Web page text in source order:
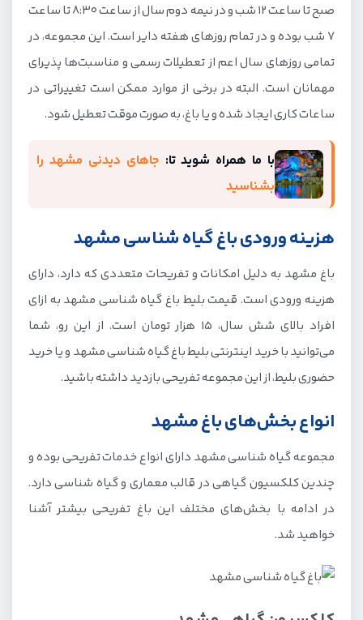
صبح تا ساعت 12 شب و در نیمه دوم سال از ساعت 8:30 تا ساعت
7 شب بوده و در تمام روزهای هفته دایر است. این مجموعه، در
تمامی روزهای سال اعم از تعطیلات رسمی و مناسبت‌ها پذیرای
مهمانان است. البته در برخی از موارد ممکن است تغییراتی در
ساعات کاری ایجاد شده و یا باغ، به صورت موقت تعطیل شود.
با ما همراه شوید تا: جاهای دیدنی مشهد را
بشناسید
هزینه ورودی باغ گیاه شناسی مشهد
باغ مشهد به دلیل امکانات و تفریحات متعددی که دارد، دارای
هزینه ورودی است. قیمت بلیط باغ گیاه شناسی مشهد به ازای
افراد بالای شش سال، 15 هزار تومان است. از این رو، شما
می‌توانید با خرید اینترنتی بلیط باغ گیاه شناسی مشهد و یا خرید
حضوری بلیط، از این مجموعه تفریحی بازدید داشته باشید.
انواع بخش‌های باغ مشهد
مجموعه گیاه شناسی مشهد دارای انواع خدمات تفریحی بوده و
چندین کلکسیون گیاهی در قالب معماری و گیاه شناسی دارد.
در ادامه با بخش‌های مختلف این باغ تفریحی بیشتر آشنا
خواهید شد.